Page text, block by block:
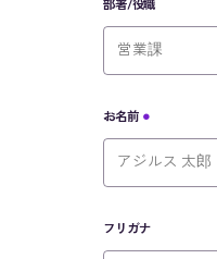
部署/役職
お名前
フリガナ